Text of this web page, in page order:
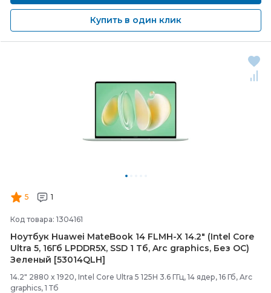
Купить в один клик
5 1
Код товара: 1304161
Ноутбук Huawei MateBook 14 FLMH-X 14.2" (Intel Core
Ultra 5, 16Гб LPDDR5X, SSD 1 Тб, Arc graphics, Без ОС)
Зеленый [53014QLH]
14.2" 2880 x 1920, Intel Core Ultra 5 125H 3.6 ГГц, 14 ядер, 16 Гб, Arc
graphics, 1 Тб